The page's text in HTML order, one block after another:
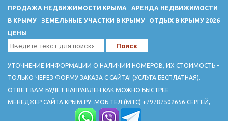
ПРОДАЖА НЕДВИЖИМОСТИ КРЫМА
АРЕНДА НЕДВИЖИМОСТИ
В КРЫМУ
ЗЕМЕЛЬНЫЕ УЧАСТКИ В КРЫМУ
ОТДЫХ В КРЫМУ 2026
ЦЕНЫ
УТОЧНЕНИЕ ИНФОРМАЦИИ О НАЛИЧИИ НОМЕРОВ, ИХ СТОИМОСТЬ -
ТОЛЬКО ЧЕРЕЗ ФОРМУ ЗАКАЗА С САЙТА! (УСЛУГА БЕСПЛАТНАЯ).
ОТВЕТ ВАМ БУДЕТ НАПРАВЛЕН КАК МОЖНО БЫСТРЕЕ
МЕНЕДЖЕР САЙТА КРЫМ.РУ: МОБ.ТЕЛ (МТС) +79787502656 СЕРГЕЙ,